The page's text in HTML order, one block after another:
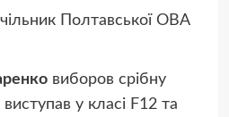
Полтавської ОВА
виборов срібну
у класі F12 та